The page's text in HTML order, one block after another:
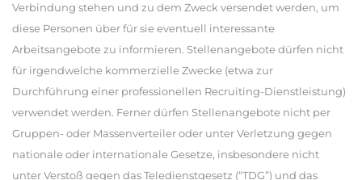
Verbindung stehen und zu dem Zweck versendet werden, um
diese Personen über für sie eventuell interessante
Arbeitsangebote zu informieren. Stellenangebote dürfen nicht
für irgendwelche kommerzielle Zwecke (etwa zur
Durchführung einer professionellen Recruiting-Dienstleistung)
verwendet werden. Ferner dürfen Stellenangebote nicht per
Gruppen- oder Massenverteiler oder unter Verletzung gegen
nationale oder internationale Gesetze, insbesondere nicht
unter Verstoß gegen das Teledienstgesetz (“TDG”) und das